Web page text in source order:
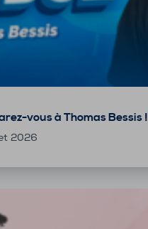
vous à Thomas Bessis !
2026